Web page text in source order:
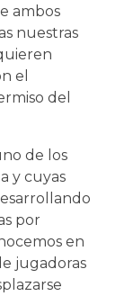
ambos
nuestras
el
del
de los
y cuyas
por
en
jugadoras